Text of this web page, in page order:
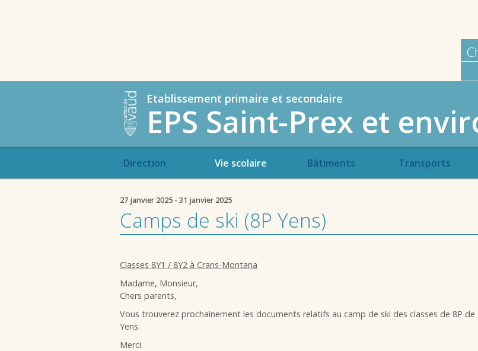
Etablissement primaire et secondaire
EPS Saint-Prex et
Direction Vie scolaire Bâtiments Transports
27 janvier 2025 - 31 janvier 2025
Camps de ski (8P Yens)
Classes 8Y1 / 8Y2 à Crans-Montana
Madame, Monsieur,
Chers parents,
Vous trouverez prochainement les documents relatifs au camp de ski des classes de 8P de
Yens.
Merci.